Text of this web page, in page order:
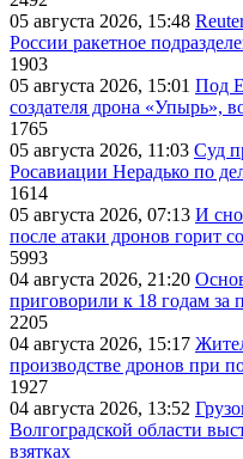
05 августа 2026, 15:48
России ракетное
1903
05 августа 2026, 15:01 Под
создателя дрона «Упырь»,
1765
05 августа 2026, 11:03 Суд
Росавиации Нерадько по
1614
05 августа 2026, 07:13 И
после атаки дронов горит
5993
04 августа 2026, 21:20
приговорили к 18 годам
2205
04 августа 2026, 15:17
производстве дронов при
1927
04 августа 2026, 13:52
Волгоградской области
взятках